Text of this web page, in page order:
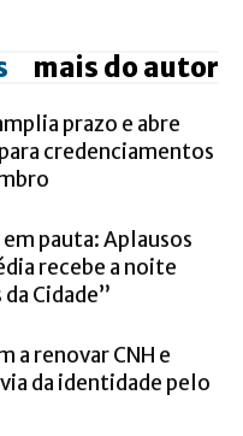
mais do autor
prazo e abre
credenciamentos
pauta: Aplausos
recebe a noite
Cidade”
a renovar CNH e
da identidade pelo